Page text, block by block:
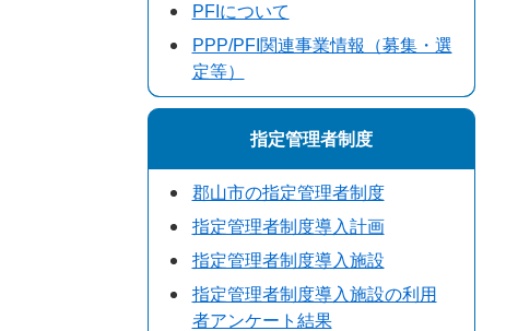
PFIについて
PPP/PFI関連事業情報（募集・選
定等）
指定管理者制度
郡山市の指定管理者制度
指定管理者制度導入計画
指定管理者制度導入施設
指定管理者制度導入施設の利用
者アンケート結果